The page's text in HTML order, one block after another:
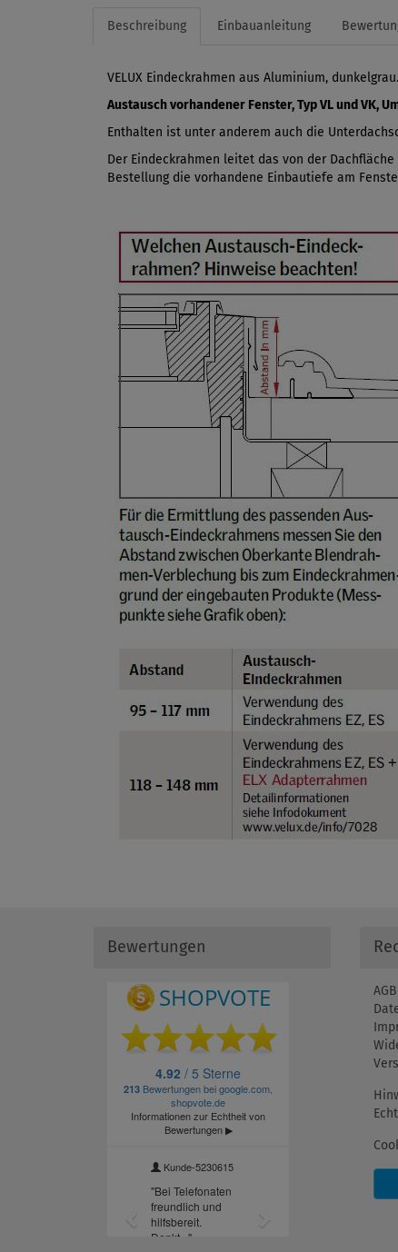
Beschreibung Einbauanleitung
VELUX Eindeckrahmen aus Aluminium,
Austausch vorhandener Fenster, Typ VL und VK,
Enthalten ist unter anderem auch die
Der Eindeckrahmen leitet das von der
Bestellung die vorhandene Einbautiefe am
Bewertungen